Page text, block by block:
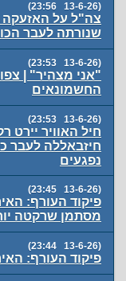
(13-6-26 23:56)
צה"ל על האזעקה
שנורתה לעבר
(13-6-26 23:53)
"אני מצהיר" |
החשמונאים
(13-6-26 23:53)
חיל האוויר יירט
חיזבאללה לעבר
נפגעים
(13-6-26 23:45)
פיקוד העורף:
מסתמן שרקטה
(13-6-26 23:44)
פיקוד העורף: